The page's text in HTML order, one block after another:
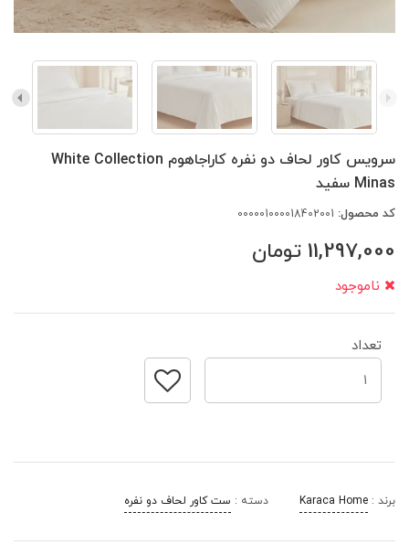
سرویس کاور لحاف دو نفره کاراجاهوم White Collection
Minas سفید
کد محصول:
11,297,000 تومان
ناموجود
تعداد
برند : Karaca Home دسته : ست کاور لحاف دو نفره